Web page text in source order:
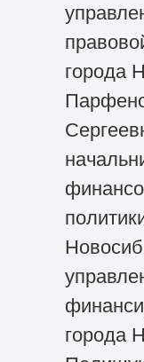
города
города